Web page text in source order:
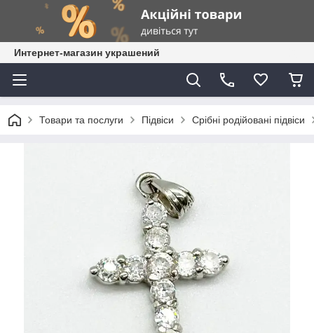
Интернет-магазин украшений
Товари та послуги Підвіси Срібні родійовані підвіси